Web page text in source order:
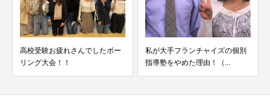
高校受験お疲れさんでしたボー
リング大会！！
私が大手フランチャイズの個別
指導塾をやめた理由！（...